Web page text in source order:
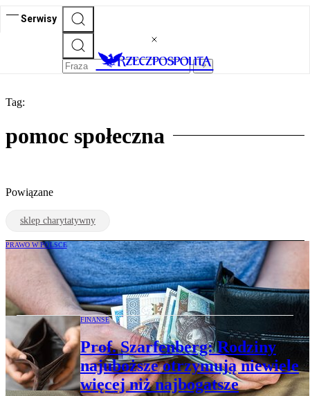
Serwisy
Tag:
pomoc społeczna
Powiązane
sklep charytatywny
PRAWO W POLSCE
Nawet 3292 zł bezzwrotnej pomocy. To
świadczenie jest niezależne od dochodu
FINANSE
Prof. Szarfenberg: Rodziny
najuboższe otrzymują niewiele
więcej niż najbogatsze